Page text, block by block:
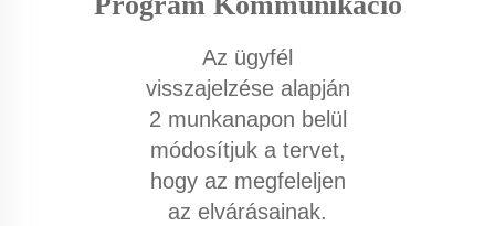
Az ügyfél
visszajelzése alapján
2 munkanapon belül
módosítjuk a tervet,
hogy az megfeleljen
az elvárásainak.